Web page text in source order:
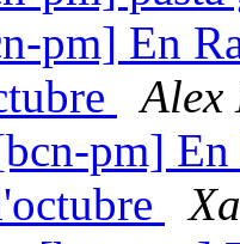
pm] En
Alex
pm] En